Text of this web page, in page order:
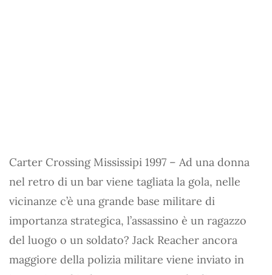
Carter Crossing Mississipi 1997 – Ad una donna
nel retro di un bar viene tagliata la gola, nelle
vicinanze c’è una grande base militare di
importanza strategica, l’assassino è un ragazzo
del luogo o un soldato? Jack Reacher ancora
maggiore della polizia militare viene inviato in